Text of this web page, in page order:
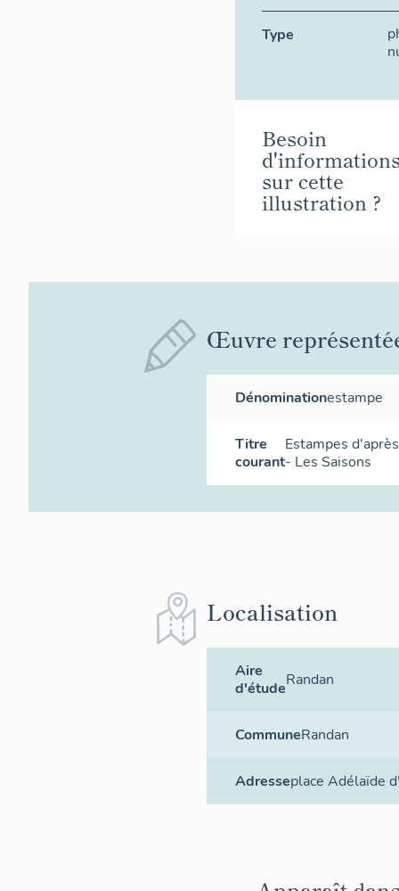
Type
Besoin
sur cette
illustration ?
Œuvre
Dénominationestampe
Titre
courant
Estampes
- Les Saisons
Localisation
Aire
d'étudeRandan
CommuneRandan
Adresseplace Adélaïde